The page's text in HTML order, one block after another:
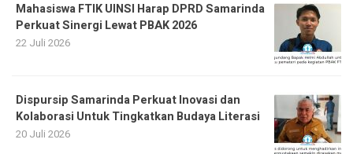
Mahasiswa FTIK UINSI Harap DPRD Samarinda
Perkuat Sinergi Lewat PBAK 2026
22 Juli 2026
Dispursip Samarinda Perkuat Inovasi dan
Kolaborasi Untuk Tingkatkan Budaya Literasi
20 Juli 2026